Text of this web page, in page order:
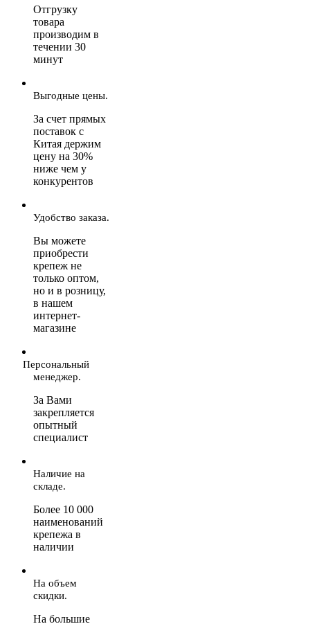
Отгрузку
товара
производим в
течении 30
минут
Выгодные цены.
За счет прямых
поставок с
Китая держим
цену на 30%
ниже чем у
конкурентов
Удобство заказа.
Вы можете
приобрести
крепеж не
только оптом,
но и в розницу,
в нашем
интернет-
магазине
Персональный
менеджер.
За Вами
закрепляется
опытный
специалист
Наличие на
складе.
Более 10 000
наименований
крепежа в
наличии
На объем
скидки.
На большие